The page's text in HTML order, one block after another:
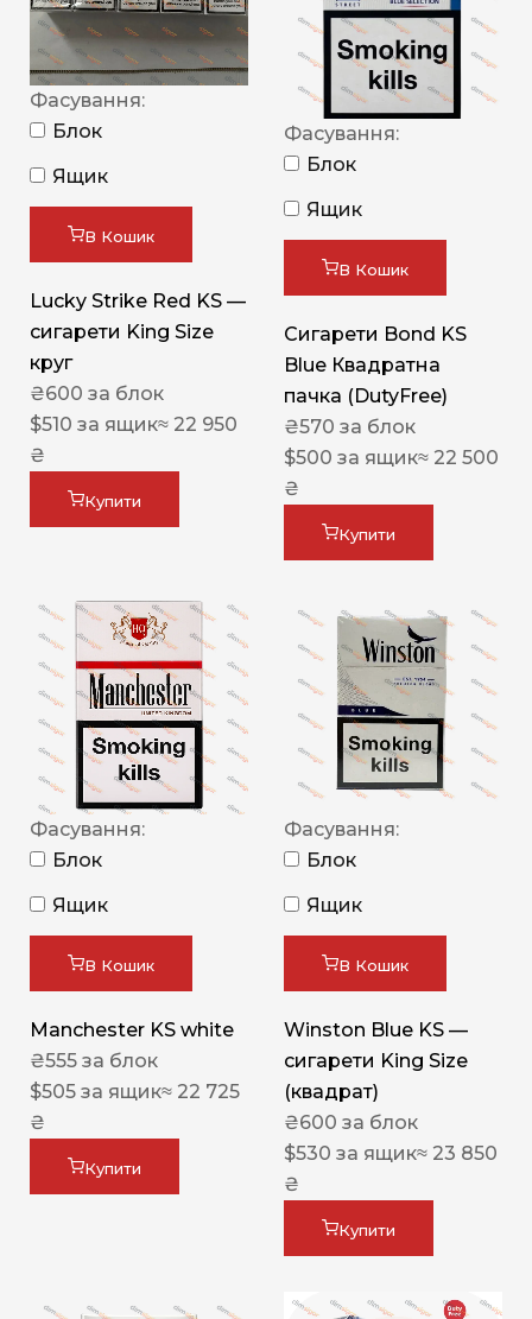
Фасування:
Блок
Ящик
В Кошик
Lucky Strike Red KS —
сигарети King Size
круг
₴600 за блок
$510 за ящик≈ 22 950
₴
Купити
Фасування:
Блок
Ящик
В Кошик
Сигарети Bond KS
Blue Квадратна
пачка (DutyFree)
₴570 за блок
$500 за ящик≈ 22 500
₴
Купити
Фасування:
Блок
Ящик
В Кошик
Manchester KS white
₴555 за блок
$505 за ящик≈ 22 725
₴
Купити
Фасування:
Блок
Ящик
В Кошик
Winston Blue KS —
сигарети King Size
(квадрат)
₴600 за блок
$530 за ящик≈ 23 850
₴
Купити